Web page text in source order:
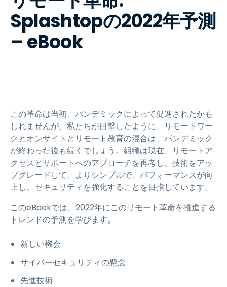
Splashtopの2022年予測
– eBook
この革命は当初、パンデミックによって促進されたかも
しれませんが、私たちが目撃したように、リモートワー
クとオンサイトとリモート教育の混合は、パンデミック
が終わった後も続くでしょう。組織は現在、リモートア
クセスとサポートへのアプローチを再考し、技術をアッ
プグレードして、よりシンプルで、パフォーマンスが向
上し、セキュリティを強化することを目指しています。
このeBookでは、2022年にこのリモート革命を推進する
トレンドの予測を学びます。
新しい機会
サイバーセキュリティの懸念
先進技術